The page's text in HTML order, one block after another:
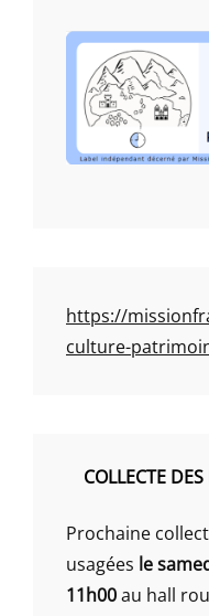
https://
culture-
COLLECTE
Prochaine
usagées le
11h00au hall